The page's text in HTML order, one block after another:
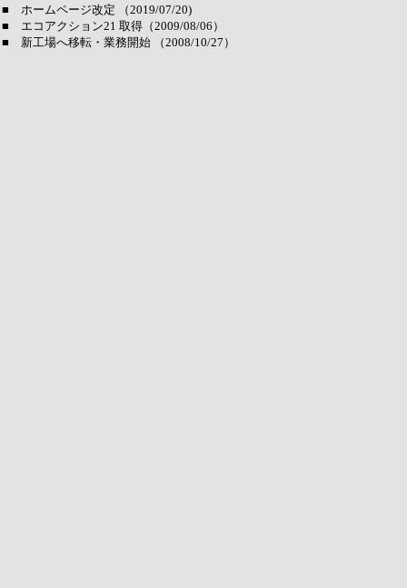
■ ホームページ改定 （2019/07/20)
■ エコアクション21 取得（2009/08/06）
■ 新工場へ移転・業務開始 （2008/10/27）